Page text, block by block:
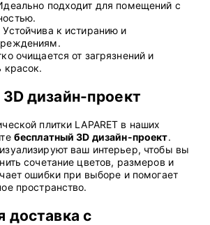
подходит для помещений с
Устойчива к истиранию и
очищается от загрязнений и
красок.
дизайн-проект
плитки LAPARET в наших
бесплатный 3D дизайн-проект.
ваш интерьер, чтобы вы
сочетание цветов, размеров и
ошибки при выборе и помогает
пространство.
доставка с